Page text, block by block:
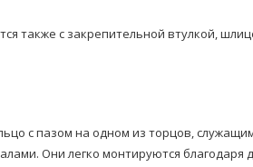
также с закрепительной втулкой,
с пазом на одном из торцов,
Они легко монтируются благодаря